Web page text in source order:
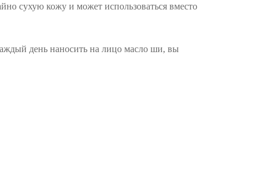
сухую кожу и может использоваться вместо
день наносить на лицо масло ши, вы